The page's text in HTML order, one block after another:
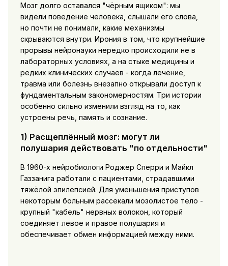
Мозг долго оставался "чёрным ящиком": мы
видели поведение человека, слышали его слова,
но почти не понимали, какие механизмы
скрываются внутри. Ирония в том, что крупнейшие
прорывы нейронауки нередко происходили не в
лабораторных условиях, а на стыке медицины и
редких клинических случаев - когда лечение,
травма или болезнь внезапно открывали доступ к
фундаментальным закономерностям. Три истории
особенно сильно изменили взгляд на то, как
устроены речь, память и сознание.
1) Расщеплённый мозг: могут ли
полушария действовать "по отдельности"
В 1960-х нейробиологи Роджер Сперри и Майкл
Газзанига работали с пациентами, страдавшими
тяжёлой эпилепсией. Для уменьшения приступов
некоторым больным рассекали мозолистое тело -
крупный "кабель" нервных волокон, который
соединяет левое и правое полушария и
обеспечивает обмен информацией между ними.